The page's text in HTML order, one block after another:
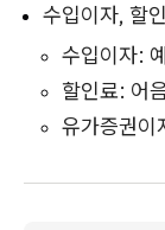
수입이자, 할
수입이자:
할인료: 어
유가증권이